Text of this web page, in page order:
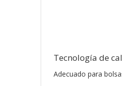
Tecnología de
Adecuado para